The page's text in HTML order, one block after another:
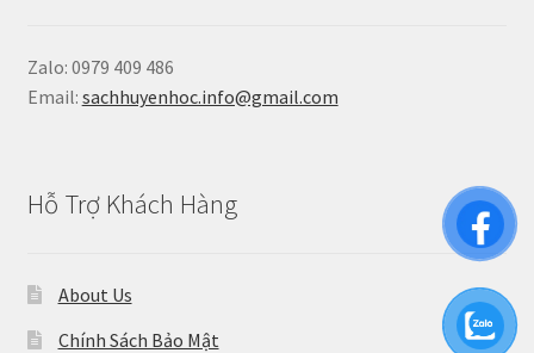
Zalo: 0979 409 486
Email: sachhuyenhoc.info@gmail.com
Hỗ Trợ Khách Hàng
About Us
Chính Sách Bảo Mật